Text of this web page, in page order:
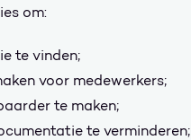
om:
te vinden;
voor medewerkers;
te maken;
te verminderen;